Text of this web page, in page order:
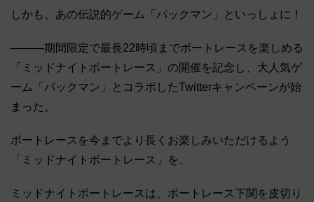
しかも、あの伝説的ゲーム「パックマン」といっしょに！
―――期間限定で最長22時頃までボートレースを楽しめる
「ミッドナイトボートレース」の開催を記念し、大人気ゲ
ーム「パックマン」とコラボしたTwitterキャンペーンが始
まった。
ボートレースを今までより長くお楽しみいただけるよう
「ミッドナイトボートレース」を、
ミッドナイトボートレースは、ボートレース下関を皮切り